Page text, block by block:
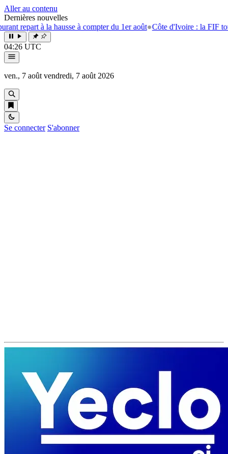
Aller au contenu
Dernières nouvelles
à la hausse à compter du 1er août●Côte d'Ivoire : la FIF tourne
04:26 UTC
ven., 7 août vendredi, 7 août 2026
Se connecter S'abonner